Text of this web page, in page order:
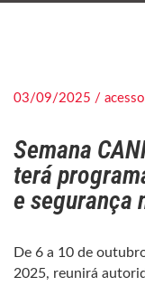
03/09/2025 / acesso
Semana
terá
e segurança
De 6 a 10 de
2025, reunirá